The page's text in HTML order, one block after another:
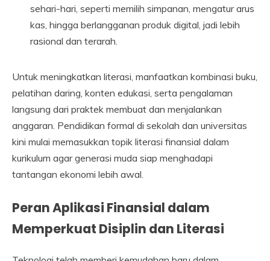
sehari-hari, seperti memilih simpanan, mengatur arus
kas, hingga berlangganan produk digital, jadi lebih
rasional dan terarah.
Untuk meningkatkan literasi, manfaatkan kombinasi buku,
pelatihan daring, konten edukasi, serta pengalaman
langsung dari praktek membuat dan menjalankan
anggaran. Pendidikan formal di sekolah dan universitas
kini mulai memasukkan topik literasi finansial dalam
kurikulum agar generasi muda siap menghadapi
tantangan ekonomi lebih awal.
Peran Aplikasi Finansial dalam
Memperkuat Disiplin dan Literasi